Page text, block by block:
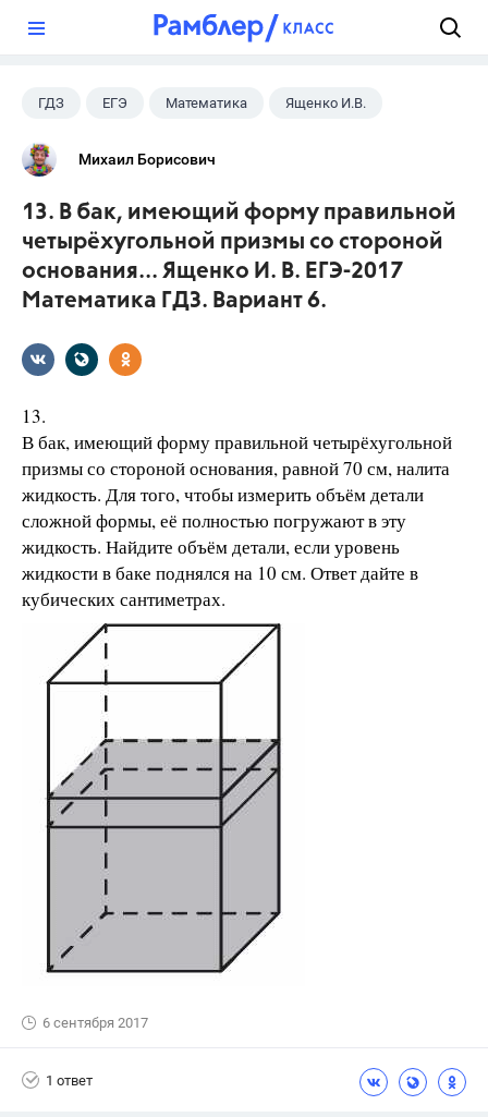
ГДЗ ЕГЭ Математика Ященко И.В.
Михаил Борисович
13. В бак, имеющий форму правильной
четырёхугольной призмы со стороной
основания... Ященко И. В. ЕГЭ-2017
Математика ГДЗ. Вариант 6.
13.
В бак, имеющий форму правильной четырёхугольной
призмы со стороной основания, равной 70 см, налита
жидкость. Для того, чтобы измерить объём детали
сложной формы, её полностью погружают в эту
жидкость. Найдите объём детали, если уровень
жидкости в баке поднялся на 10 см. Ответ дайте в
кубических сантиметрах.
6 сентября 2017
1 ответ